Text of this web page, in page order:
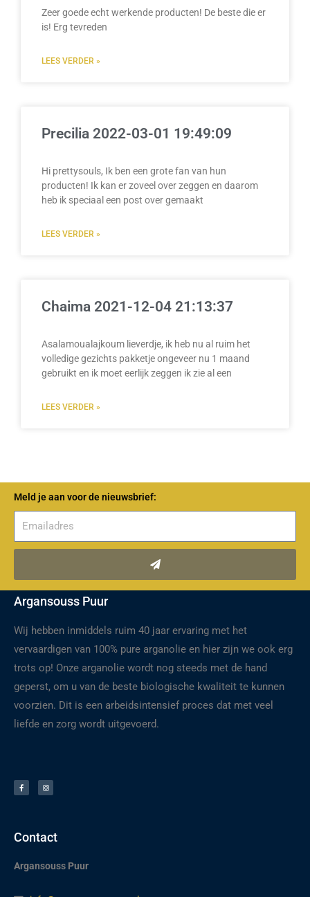
Zeer goede echt werkende producten! De beste die er
is! Erg tevreden
LEES VERDER »
Precilia 2022-03-01 19:49:09
Hi prettysouls, Ik ben een grote fan van hun
producten! Ik kan er zoveel over zeggen en daarom
heb ik speciaal een post over gemaakt
LEES VERDER »
Chaima 2021-12-04 21:13:37
Asalamoualajkoum lieverdje, ik heb nu al ruim het
volledige gezichts pakketje ongeveer nu 1 maand
gebruikt en ik moet eerlijk zeggen ik zie al een
LEES VERDER »
Meld je aan voor de nieuwsbrief:
Verzenden
Argansouss Puur
Wij hebben inmiddels ruim 40 jaar ervaring met het
vervaardigen van 100% pure arganolie en hier zijn we ook erg
trots op! Onze arganolie wordt nog steeds met de hand
geperst, om u van de beste biologische kwaliteit te kunnen
voorzien. Dit is een arbeidsintensief proces dat met veel
liefde en zorg wordt uitgevoerd.
c
e
b
s
t
a
Contact
Argansouss Puur